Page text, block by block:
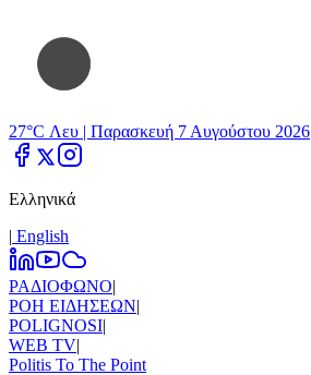
27°C Λευ | Παρασκευή 7 Αυγούστου 2026
Ελληνικά
| Εnglish
ΡΑΔΙΟΦΩΝΟ|
ΡΟΗ ΕΙΔΗΣΕΩΝ|
POLIGNOSI|
WEB TV|
Politis To The Point